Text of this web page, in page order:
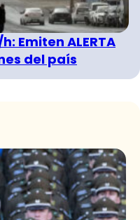
Emiten ALERTA
del país